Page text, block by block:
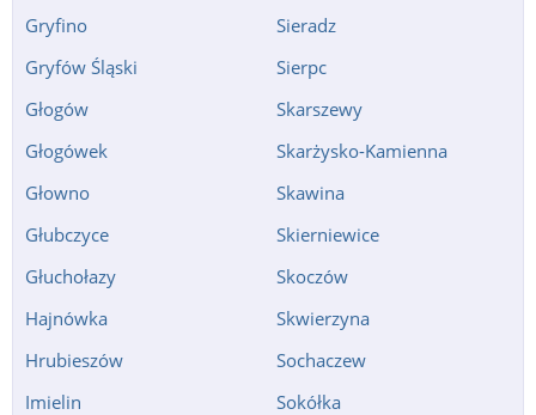
Gryfino
Gryfów Śląski
Głogów
Głogówek
Głowno
Głubczyce
Głuchołazy
Hajnówka
Hrubieszów
Imielin
Sieradz
Sierpc
Skarszewy
Skarżysko-Kamienna
Skawina
Skierniewice
Skoczów
Skwierzyna
Sochaczew
Sokółka